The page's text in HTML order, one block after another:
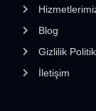
Blog
Gizlilik
İletişim